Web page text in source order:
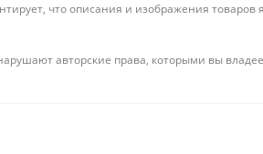
что описания и изображения
авторские права, которыми вы